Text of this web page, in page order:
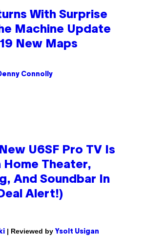
With Surprise
Machine Update
New Maps
Connolly
New U6SF Pro TV Is
Home Theater,
And Soundbar In
Alert!)
| Reviewed by Ysolt Usigan